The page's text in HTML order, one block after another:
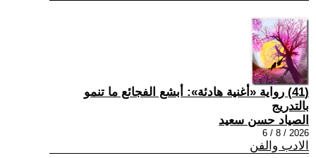
(41) رواية «أغنية هادئة»: أبشع الفجائع ما تنمو
بالتدريج
الصياد حسن سعيد
2026 / 8 / 6
الادب والفن